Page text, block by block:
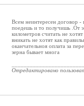
Всем неинтересен договор -
поедешь и то получишь .От
километров считать не
вникать не хотят как
оканчательноя оплата за
зерна бывает многа
Отредактировано